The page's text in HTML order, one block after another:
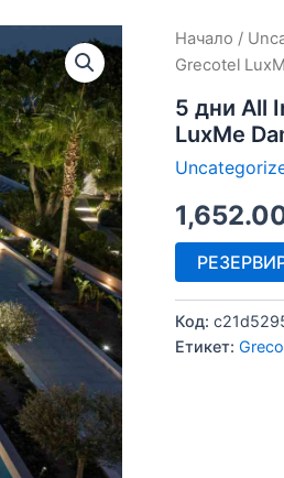
Начало /
Grecotel
5 дни All
LuxMe
Код:
Етикет: